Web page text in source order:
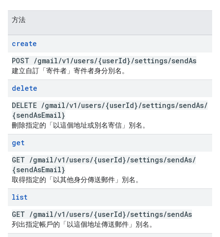
方法
create
POST /gmail/v1 /users/{userId}/settings/sendAs
建立自訂「寄件者」寄件者身分別名。
delete
DELETE /gmail/v1 /users/{userId}/settings/sendAs/
{sendAsEmail}
刪除指定的「以這個地址或別名寄信」別名。
get
GET /gmail/v1 /users/{userId}/settings/sendAs/
{sendAsEmail}
取得指定的「以其他身分傳送郵件」別名。
list
GET /gmail/v1 /users/{userId}/settings/sendAs
列出指定帳戶的「以這個地址傳送郵件」別名。